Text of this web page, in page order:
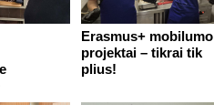
Erasmus+ mobilumo
projektai – tikrai tik
plius!